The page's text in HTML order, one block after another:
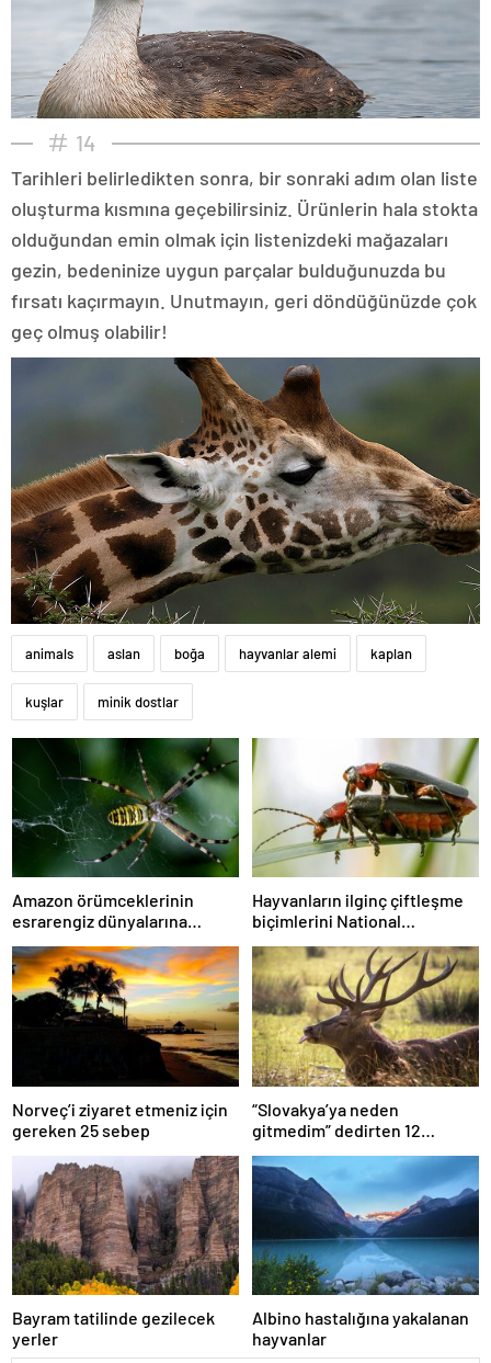
14
Tarihleri belirledikten sonra, bir sonraki adım olan liste
oluşturma kısmına geçebilirsiniz. Ürünlerin hala stokta
olduğundan emin olmak için listenizdeki mağazaları
gezin, bedeninize uygun parçalar bulduğunuzda bu
fırsatı kaçırmayın. Unutmayın, geri döndüğünüzde çok
geç olmuş olabilir!
animals aslan boğa hayvanlar alemi kaplan
kuşlar minik dostlar
Amazon örümceklerinin
esrarengiz dünyalarına
gitmeye hazır olun.
Hayvanların ilginç çiftleşme
biçimlerini National
Geographic görüntüledi.
Norveç’i ziyaret etmeniz için
gereken 25 sebep
“Slovakya’ya neden
gitmedim” dedirten 12
Bayram tatilinde gezilecek
yerler
Albino hastalığına yakalanan
hayvanlar